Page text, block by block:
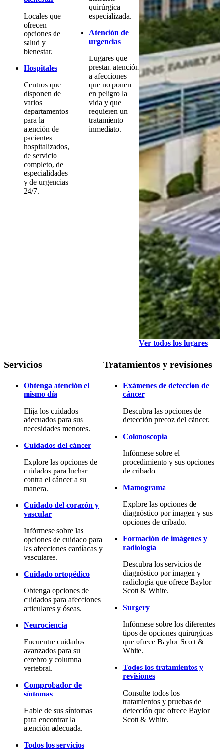
Locales que
ofrecen
opciones de
salud y
bienestar.
Hospitales
Centros que
disponen de
varios
departamentos
para la
atención de
pacientes
hospitalizados,
de servicio
completo, de
especialidades
y de urgencias
24/7.
quirúrgica
especializada.
Atención de
urgencias
Lugares que
prestan atención
a afecciones
que no ponen
en peligro la
vida y que
requieren un
tratamiento
inmediato.
Ver todos los lugares
Servicios
Obtenga atención el
mismo día
Elija los cuidados
adecuados para sus
necesidades menores.
Cuidados del cáncer
Explore las opciones de
cuidados para luchar
contra el cáncer a su
manera.
Cuidado del corazón y
vascular
Infórmese sobre las
opciones de cuidado para
las afecciones cardíacas y
vasculares.
Cuidado ortopédico
Obtenga opciones de
cuidados para afecciones
articulares y óseas.
Neurociencia
Encuentre cuidados
avanzados para su
cerebro y columna
vertebral.
Comprobador de
síntomas
Hable de sus síntomas
para encontrar la
atención adecuada.
Todos los servicios
Tratamientos y revisiones
Exámenes de detección de
cáncer
Descubra las opciones de
detección precoz del cáncer.
Colonoscopia
Infórmese sobre el
procedimiento y sus opciones
de cribado.
Mamograma
Explore las opciones de
diagnóstico por imagen y sus
opciones de cribado.
Formación de imágenes y
radiología
Descubra los servicios de
diagnóstico por imagen y
radiología que ofrece Baylor
Scott & White.
Surgery
Infórmese sobre los diferentes
tipos de opciones quirúrgicas
que ofrece Baylor Scott &
White.
Todos los tratamientos y
revisiones
Consulte todos los
tratamientos y pruebas de
detección que ofrece Baylor
Scott & White.